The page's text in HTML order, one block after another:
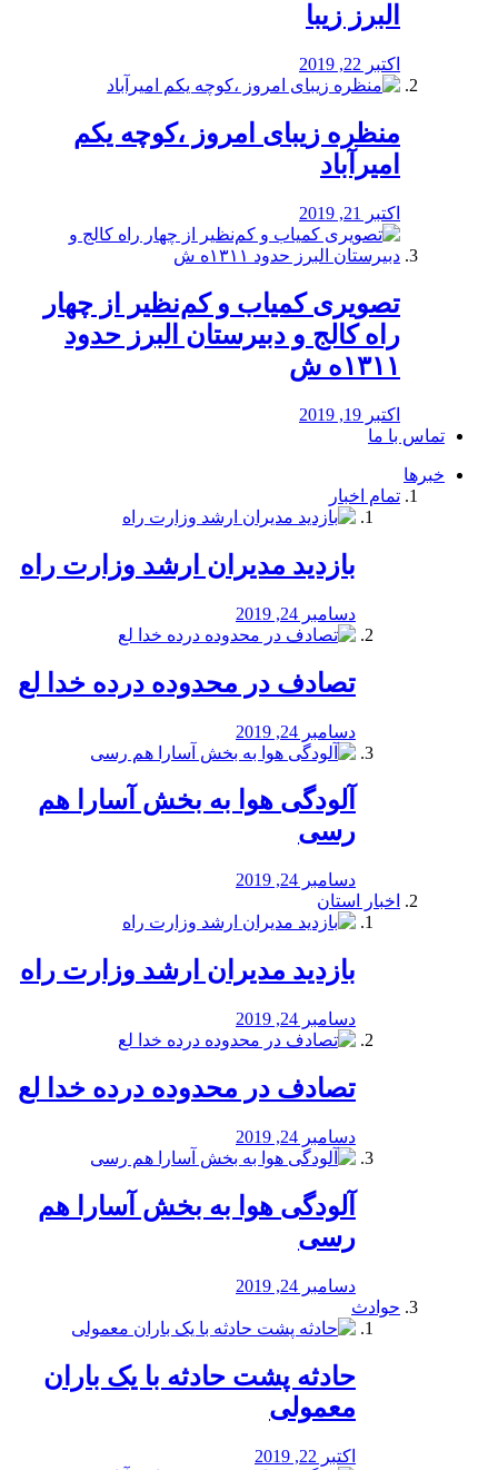
البرز زیبا
اکتبر 22, 2019
منظره‌‌ زیبای امروز ،کوچه یکم
امیرآباد
اکتبر 21, 2019
️تصویری کمیاب و کم‌نظیر از چهار
راه كالج و دبيرستان البرز حدود
۱۳۱۱ه ش
اکتبر 19, 2019
تماس با ما
خبرها
تمام اخبار
بازدید مدیران ارشد وزارت راه
دسامبر 24, 2019
تصادف در محدوده درده خدا لع
دسامبر 24, 2019
آلودگی هوا به بخش آسارا هم
رسی
دسامبر 24, 2019
اخبار استان
بازدید مدیران ارشد وزارت راه
دسامبر 24, 2019
تصادف در محدوده درده خدا لع
دسامبر 24, 2019
آلودگی هوا به بخش آسارا هم
رسی
دسامبر 24, 2019
حوادث
️حادثه پشت حادثه با یک باران
معمولی
اکتبر 22, 2019